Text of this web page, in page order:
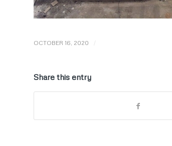
OCTOBER 16, 2020 /
Share this entry